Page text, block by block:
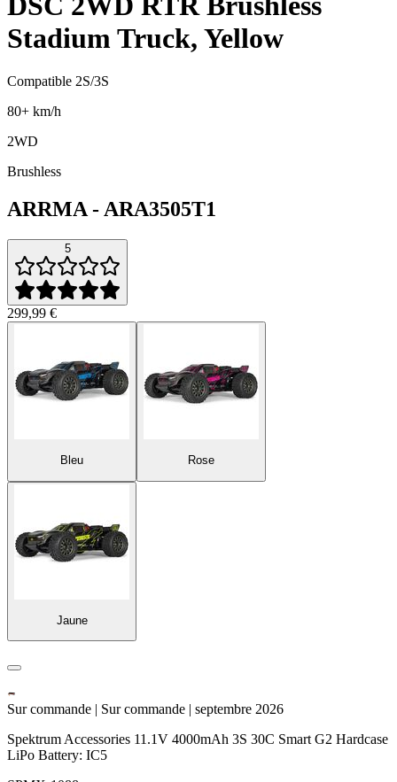
Stadium Truck, Yellow
Compatible 2S/3S
80+ km/h
2WD
Brushless
ARRMA - ARA3505T1
5
299,99 €
Bleu Rose
Jaune
Sur commande | Sur commande | septembre 2026
Spektrum Accessories 11.1V 4000mAh 3S 30C Smart G2 Hardcase
LiPo Battery: IC5